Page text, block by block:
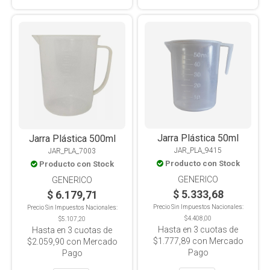
Jarra Plástica 500ml
JAR_PLA_7003
Producto con Stock
GENERICO
$ 6.179,71
Precio Sin Impuestos Nacionales:
$5.107,20
Hasta en 3 cuotas de
$2.059,90 con Mercado
Pago
Jarra Plástica 50ml
JAR_PLA_9415
Producto con Stock
GENERICO
$ 5.333,68
Precio Sin Impuestos Nacionales:
$4.408,00
Hasta en 3 cuotas de
$1.777,89 con Mercado
Pago